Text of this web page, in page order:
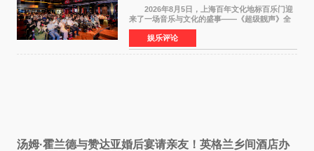
2026年8月5日，上海百年文化地标百乐门迎
来了一场音乐与文化的盛事——《超级靓声》全
国励志音乐公益节目上海唱区新闻发布会暨启动
仪式在此隆重举行。各界领导、嘉宾与媒体朋友
齐聚一堂，共同
娱乐评论
汤姆·霍兰德与赞达亚婚后宴请亲友！英格兰乡间酒店办